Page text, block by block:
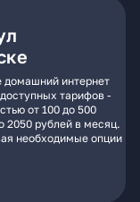
домашний интернет
тарифов -
от 100 до 500
2050 рублей в месяц.
необходимые опции